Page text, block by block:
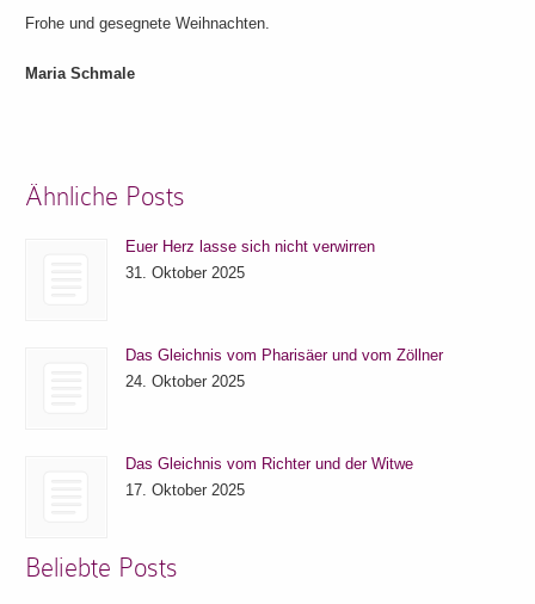
Frohe und gesegnete Weihnachten.
Maria Schmale
Ähnliche Posts
Euer Herz lasse sich nicht verwirren
31. Oktober 2025
Das Gleichnis vom Pharisäer und vom Zöllner
24. Oktober 2025
Das Gleichnis vom Richter und der Witwe
17. Oktober 2025
Beliebte Posts